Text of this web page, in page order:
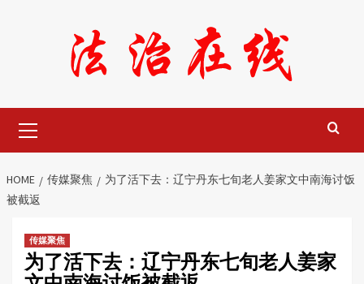
Menu
HOME 传媒聚焦
为了活下去：辽宁丹东七旬老人姜家文中南海讨饭
被截返
传媒聚焦
为了活下去：辽宁丹东七旬老人姜家